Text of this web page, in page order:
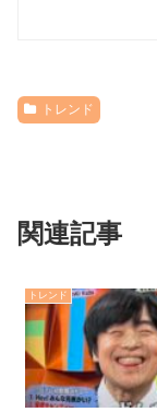
トレンド
関連記事
トレンド